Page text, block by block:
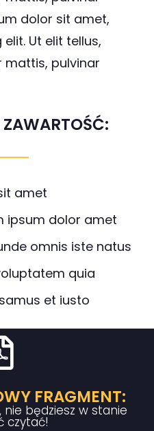
dolor sit amet,
Ut elit tellus,
mattis, pulvinar
amet
ipsum dolor amet
omnis iste natus
quia
et iusto
FRAGMENT:
nie będziesz w stanie
czytać!